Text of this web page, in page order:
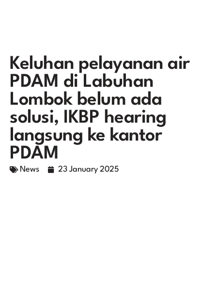
Keluhan pelayanan air
PDAM di Labuhan
Lombok belum ada
solusi, IKBP hearing
langsung ke kantor
PDAM
News 23 January 2025